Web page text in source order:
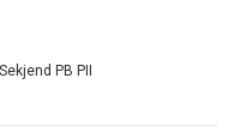
Sekjend PB PII